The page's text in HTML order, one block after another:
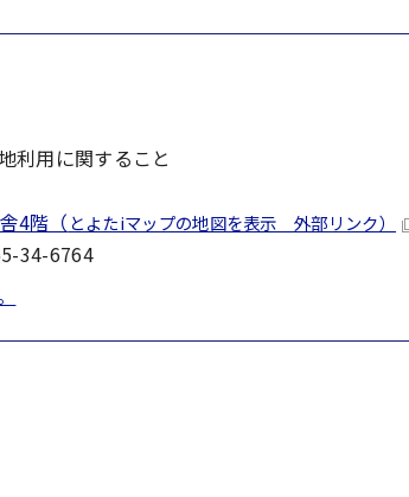
利用に関すること
4階（ とよたiマップの地図を表示 外部リンク）
34-6764